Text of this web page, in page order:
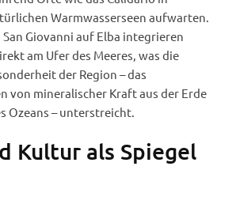
Warmwasserseen aufwarten.
Giovanni auf Elba integrieren
am Ufer des Meeres, was die
der Region – das
von mineralischer Kraft aus der Erde
Ozeans – unterstreicht.
Kultur als Spiegel